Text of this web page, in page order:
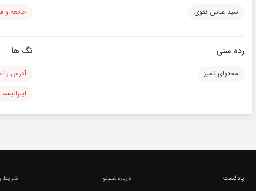
سید عباس نقوی جامعه و
رده سنی
محتوای تمیز
تگ ها
آدرس را
لیبرالیسم
پادکست
درباره شنوتو
شرایط